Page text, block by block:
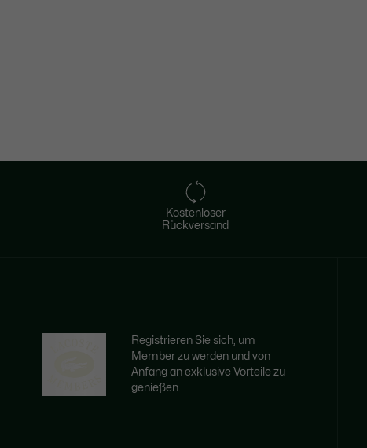
Kostenloser
Rückversand
Registrieren Sie sich, um
Member zu werden und von
Anfang an exklusive Vorteile zu
genießen.